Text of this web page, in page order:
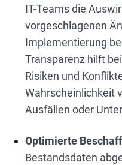
IT-Teams die
vorgeschlagenen
Implementierung
Transparenz hilft
Risiken und
Wahrscheinlichkeit
Ausfällen oder
Optimierte
Bestandsdaten